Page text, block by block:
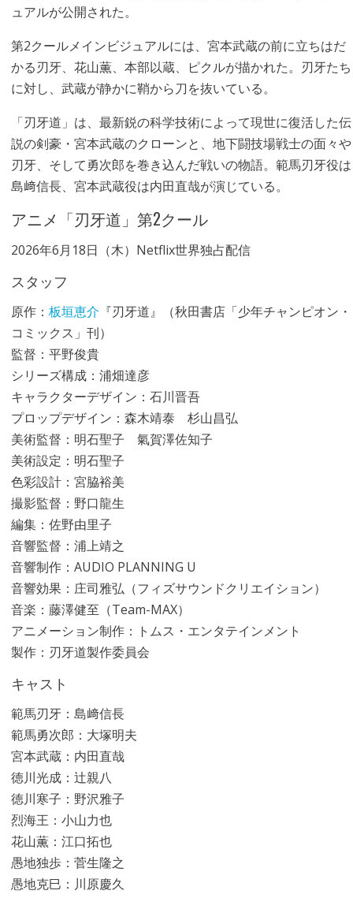
ュアルが公開された。
第2クールメインビジュアルには、宮本武蔵の前に立ちはだ
かる刃牙、花山薫、本部以蔵、ピクルが描かれた。刃牙たち
に対し、武蔵が静かに鞘から刀を抜いている。
「刃牙道」は、最新鋭の科学技術によって現世に復活した伝
説の剣豪・宮本武蔵のクローンと、地下闘技場戦士の面々や
刃牙、そして勇次郎を巻き込んだ戦いの物語。範馬刃牙役は
島﨑信長、宮本武蔵役は内田直哉が演じている。
アニメ「刃牙道」第2クール
2026年6月18日（木）Netflix世界独占配信
スタッフ
原作： 板垣恵介 『刃牙道』（秋田書店「少年チャンピオン・
コミックス」刊）
監督：平野俊貴
シリーズ構成：浦畑達彦
キャラクターデザイン：石川晋吾
プロップデザイン：森木靖泰 杉山昌弘
美術監督：明石聖子 氣賀澤佐知子
美術設定：明石聖子
色彩設計：宮脇裕美
撮影監督：野口龍生
編集：佐野由里子
音響監督：浦上靖之
音響制作：AUDIO PLANNING U
音響効果：庄司雅弘（フィズサウンドクリエイション）
音楽：藤澤健至（Team-MAX）
アニメーション制作：トムス・エンタテインメント
製作：刃牙道製作委員会
キャスト
範馬刃牙：島﨑信長
範馬勇次郎：大塚明夫
宮本武蔵：内田直哉
徳川光成：辻親八
徳川寒子：野沢雅子
烈海王：小山力也
花山薫：江口拓也
愚地独歩：菅生隆之
愚地克巳：川原慶久